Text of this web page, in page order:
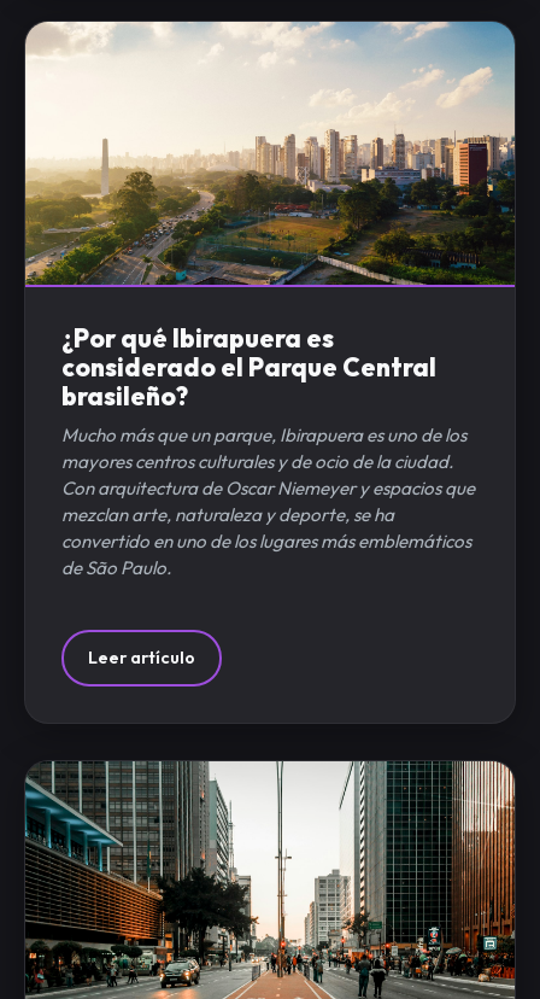
¿Por qué Ibirapuera es
considerado el Parque Central
brasileño?
Mucho más que un parque, Ibirapuera es uno de los
mayores centros culturales y de ocio de la ciudad.
Con arquitectura de Oscar Niemeyer y espacios que
mezclan arte, naturaleza y deporte, se ha
convertido en uno de los lugares más emblemáticos
de São Paulo.
Leer artículo